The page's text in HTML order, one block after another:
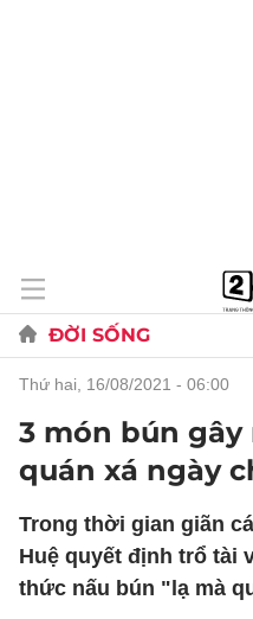
ĐỜI SỐNG
thứ hai, 16/08/2021 - 06:00
3 món bún
quán xá ngày
Trong thời gian giãn
Huệ quyết định trổ tài
thức nấu bún "lạ mà